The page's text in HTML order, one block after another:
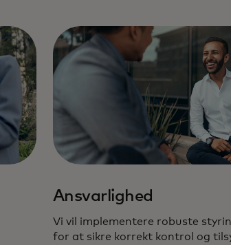
Ansvarlighed
Vi vil implementere robuste
for at sikre korrekt kontrol og